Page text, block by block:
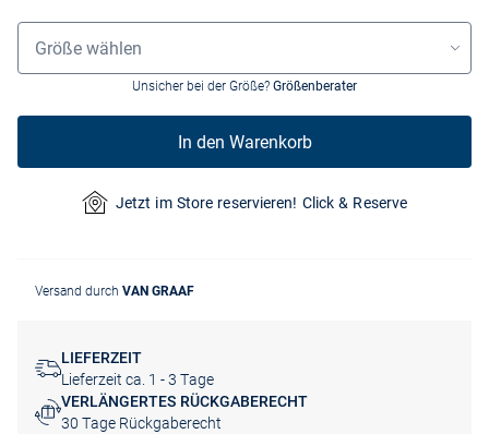
Größenauswahl
Größe wählen
Unsicher bei der Größe? Größenberater
In den Warenkorb
Jetzt im Store reservieren! Click & Reserve
Versand durch VAN GRAAF
LIEFERZEIT
Lieferzeit ca. 1 - 3 Tage
VERLÄNGERTES RÜCKGABERECHT
30 Tage Rückgaberecht